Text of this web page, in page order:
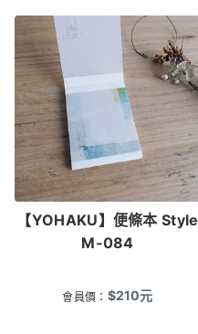
【YOHAKU】便條本 Style
M-084
會員價： $210元